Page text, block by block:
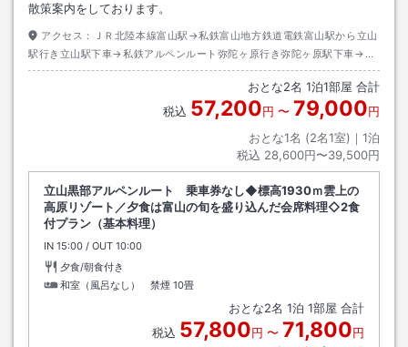
散策案内をしております。
アクセス：
ＪＲ北陸本線富山駅→私鉄富山地方鉄道電鉄富山駅から立山
駅行き立山駅下車→私鉄アルペンルート弥陀ヶ原行き弥陀ヶ原駅下車→徒
歩約２分
おとな2名 1泊1部屋 合計
税込 57,200円 〜 79,000円
おとな1名 (2名1室)｜ 1泊
税込 28,600円〜39,500円
立山黒部アルペンルート 乗車券なし◆標高1930ｍ雲上の
高原リゾート／夕食は富山の旬を盛り込んだ会席料理◇2食
付プラン（基本料理）
IN チェックイン
15:00 / OUT チェックアウト
10:00
夕食/朝食付き
和室（風呂なし） 禁煙 10畳
おとな2名 1泊 1部屋 合計
税込 57,800円 〜 71,800円